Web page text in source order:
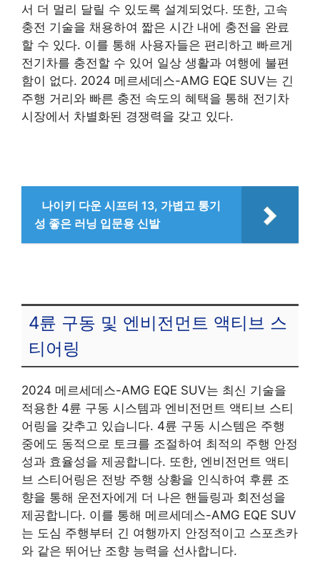
서 더 멀리 달릴 수 있도록 설계되었다. 또한, 고속
충전 기술을 채용하여 짧은 시간 내에 충전을 완료
할 수 있다. 이를 통해 사용자들은 편리하고 빠르게
전기차를 충전할 수 있어 일상 생활과 여행에 불편
함이 없다. 2024 메르세데스-AMG EQE SUV는 긴
주행 거리와 빠른 충전 속도의 혜택을 통해 전기차
시장에서 차별화된 경쟁력을 갖고 있다.
나이키 다운 시프터 13, 가볍고 통기
성 좋은 러닝 입문용 신발
4륜 구동 및 엔비전먼트 액티브 스
티어링
2024 메르세데스-AMG EQE SUV는 최신 기술을
적용한 4륜 구동 시스템과 엔비전먼트 액티브 스티
어링을 갖추고 있습니다. 4륜 구동 시스템은 주행
중에도 동적으로 토크를 조절하여 최적의 주행 안정
성과 효율성을 제공합니다. 또한, 엔비전먼트 액티
브 스티어링은 전방 주행 상황을 인식하여 후륜 조
향을 통해 운전자에게 더 나은 핸들링과 회전성을
제공합니다. 이를 통해 메르세데스-AMG EQE SUV
는 도심 주행부터 긴 여행까지 안정적이고 스포츠카
와 같은 뛰어난 조향 능력을 선사합니다.